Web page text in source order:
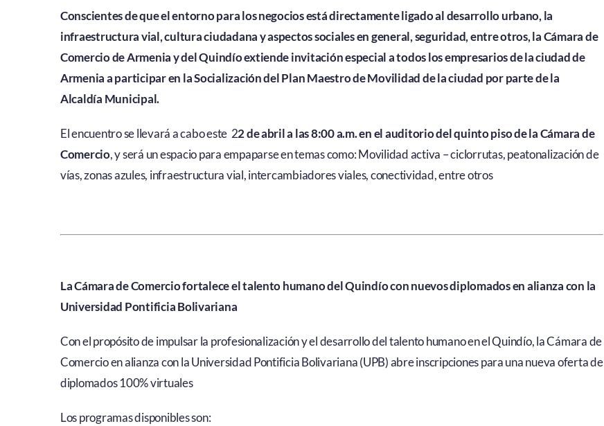
Conscientes de que el entorno para los negocios está directamente ligado al desarrollo urbano, la
infraestructura vial, cultura ciudadana y aspectos sociales en general, seguridad, entre otros, la Cámara de
Comercio de Armenia y del Quindío extiende invitación especial a todos los empresarios de la ciudad de
Armenia a participar en la Socialización del Plan Maestro de Movilidad de la ciudad por parte de la
Alcaldía Municipal.
El encuentro se llevará a cabo este 22 de abril a las 8:00 a.m. en el auditorio del quinto piso de la Cámara de
Comercio, y será un espacio para empaparse en temas como: Movilidad activa – ciclorrutas, peatonalización de
vías, zonas azules, infraestructura vial, intercambiadores viales, conectividad, entre otros
La Cámara de Comercio fortalece el talento humano del Quindío con nuevos diplomados en alianza con la
Universidad Pontificia Bolivariana
Con el propósito de impulsar la profesionalización y el desarrollo del talento humano en el Quindío, la Cámara de
Comercio en alianza con la Universidad Pontificia Bolivariana (UPB) abre inscripciones para una nueva oferta de
diplomados 100% virtuales
Los programas disponibles son: